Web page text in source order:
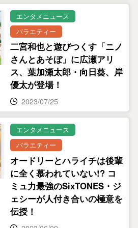
エンタメニュース
バラエティー
二宮和也と遊びつくす「ニノ
さんとあそぼ」に広瀬アリ
ス、葉加瀬太郎・向日葵、岸
優太が登場！
2023/07/25
エンタメニュース
バラエティー
オードリーとハライチは後輩
に全く慕われていない!? コ
ミュ力最強のSixTONES・ジ
ェシーが人付き合いの極意を
伝授！